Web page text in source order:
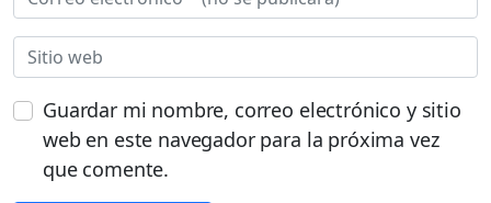
Guardar mi nombre, correo electrónico y sitio
web en este navegador para la próxima vez
que comente.